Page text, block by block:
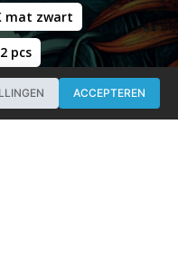
mat zwart
pcs
Pro - Matt Black
ACCEPTEREN